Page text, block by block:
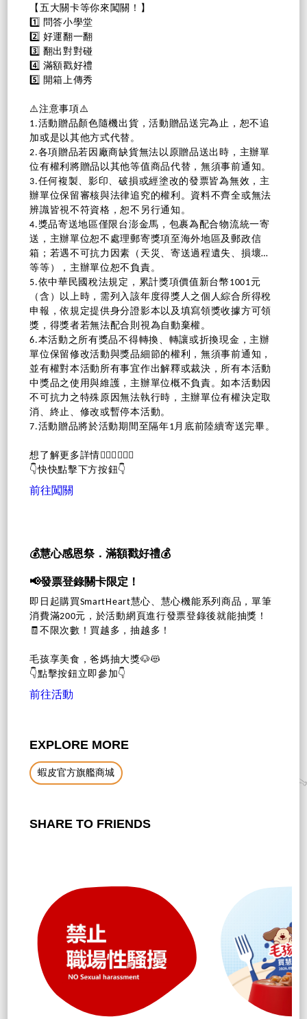
【五大關卡等你來闖關！】
1️⃣ 問答小學堂
2️⃣ 好運翻一翻
3️⃣ 翻出對對碰
4️⃣ 滿額戳好禮
5️⃣ 開箱上傳秀
⚠️注意事項⚠️
1.活動贈品顏色隨機出貨，活動贈品送完為止，恕不追
加或是以其他方式代替。
2.各項贈品若因廠商缺貨無法以原贈品送出時，主辦單
位有權利將贈品以其他等值商品代替，無須事前通知。
3.任何複製、影印、破損或經塗改的發票皆為無效，主
辦單位保留審核與法律追究的權利。資料不齊全或無法
辨識皆視不符資格，恕不另行通知。
4.獎品寄送地區僅限台澎金馬，包裹為配合物流統一寄
送，主辦單位恕不處理郵寄獎項至海外地區及郵政信
箱；若遇不可抗力因素（天災、寄送過程遺失、損壞…
等等），主辦單位恕不負責。
5.依中華民國稅法規定，累計獎項價值新台幣1001元
（含）以上時，需列入該年度得獎人之個人綜合所得稅
申報，依規定提供身分證影本以及填寫領獎收據方可領
獎，得獎者若無法配合則視為自動棄權。
6.本活動之所有獎品不得轉換、轉讓或折換現金，主辦
單位保留修改活動與獎品細節的權利，無須事前通知，
並有權對本活動所有事宜作出解釋或裁決，所有本活動
中獎品之使用與維護，主辦單位概不負責。如本活動因
不可抗力之特殊原因無法執行時，主辦單位有權決定取
消、終止、修改或暫停本活動。
7.活動贈品將於活動期間至隔年1月底前陸續寄送完畢。
想了解更多詳情🙋🏻‍♀️🙋🏻‍♂️
👇快快點擊下方按鈕👇
📢發票登錄關卡限定！
即日起購買SmartHeart慧心、慧心機能系列商品，單筆
消費滿200元，於活動網頁進行發票登錄後就能抽獎！
毛孩享美食，爸媽抽大獎🐶😻
👇點擊按鈕立即參加👇
EXPLORE MORE